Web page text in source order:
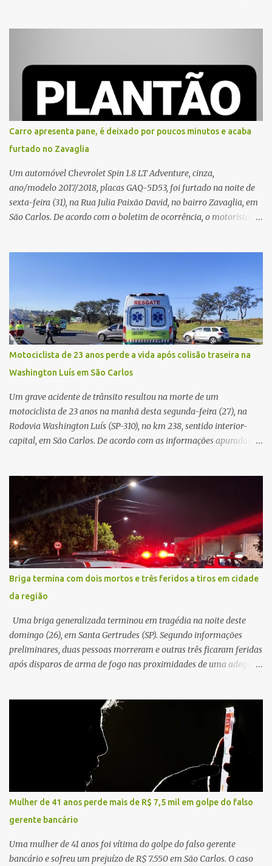
proximidades. Ainda conforme o registro policial, a vítima relatou
que, ao receber a entrega, voltou a ser ofendida com palavras de
baixo calão e insultos. Ela informou à Polícia Civil que mora
sozinha e que se sentiu ameaçada, coagida e humilhada com a
situação. Fonte: São Carlos Agora
Carro apresenta pane, é deixado por poucos minutos e acaba
furtado no Zavaglia
Um automóvel Chevrolet Spin 1.8 LT Adventure, cinza,
ano/modelo 2017/2018, placas GAQ-5D53, foi furtado na noite de
sexta-feira (31), na Rua Julia Paixão David, no bairro Zavaglia, em
São Carlos. De acordo com o boletim de ocorrência, o motorista
permaneceu com a chave de ignição e se ausentou do local por
cerca de dez minutos para buscar ajuda. Ao retornar, constatou
que o automóvel havia desaparecido. A vítima realizou buscas
pelas imediações, mas não conseguiu localizar o veículo.
Conforme o boletim, um menino de aproximadamente 10 anos
relatou ter visto a Spin passando pelo local fazendo um forte ruído,
característica compatível com o problema mecânico que o veículo
já apresentava antes do furto. O carro possui seguro e, segundo a
v...
Motociclista de 23 anos perde a vida após colisão traseira na
Washington Luís em São Carlos
Um grave acidente de trânsito resultou na morte de um
motociclista de 23 anos na manhã desta segunda-feira (27), na
Rodovia Washington Luís (SP-310), no km 238, sentido interior-
capital, em São Carlos. De acordo com as informações apuradas no
veículo, o trânsito estava lento e congestionado devido a obras
realizadas na rodovia, momento em que ocorreu o impacto. Com
a violência da colisão, o motociclista foi arremessado ao solo.
Testemunhas relataram que o capacete teria se desprendido
durante o acidente. O jovem sofreu ferimentos gravíssimos e
morreu ainda no local. Equipes de resgate e de atendimento da
concessionária responsável pela rodovia foram acionadas e
realizaram a sinalização da via, além de prestarem socorro à
vítima. No entanto, o óbito foi constatado ainda no local do
acidente. A Polícia Militar Rodoviária compareceu para o registro
da ocorrência...
Briga termina com dois mortos e três feridos a tiros em cidade
da região
Uma briga generalizada terminou em tragédia na noite deste
domingo (26), em Santa Gertrudes (SP). Segundo informações
preliminares, duas pessoas morreram e outras três ficaram feridas
após disparos de arma de fogo nas proximidades de uma adega. O
começado dentro do estabelecimento e se estendido para a área
externa, quando dois homens armados passaram a efetuar
diversos disparos. Duas vítimas morreram ainda no local. Outras
três pessoas foram baleadas e socorridas. Até o momento, não
foram divulgadas informações oficiais sobre o estado de saúde dos
feridos. Equipes da Polícia Militar de Santa Gertrudes atenderam a
ocorrência e isolaram a área para o trabalho da perícia. Até a
última atualização, nenhum suspeito havia sido preso. A Polícia
Civil investigará a motivação da briga, a autoria dos disparos e as
circunstâncias do crime. A ocorrência segue em anda...
Mulher de 41 anos perde mais de R$ 7,5 mil em golpe do falso
gerente bancário
Uma mulher de 41 anos foi vítima do golpe do falso gerente
bancário e sofreu um prejuízo de R$ 7.550 em São Carlos. O caso